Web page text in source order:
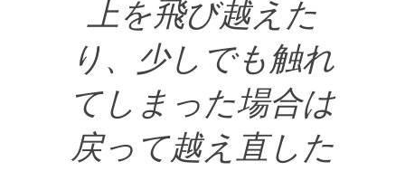
上を飛び越えた
り、少しでも触れ
てしまった場合は
戻って越え直した